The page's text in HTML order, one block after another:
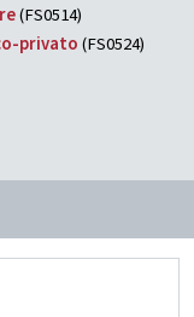
(FS0514)
privato(FS0524)